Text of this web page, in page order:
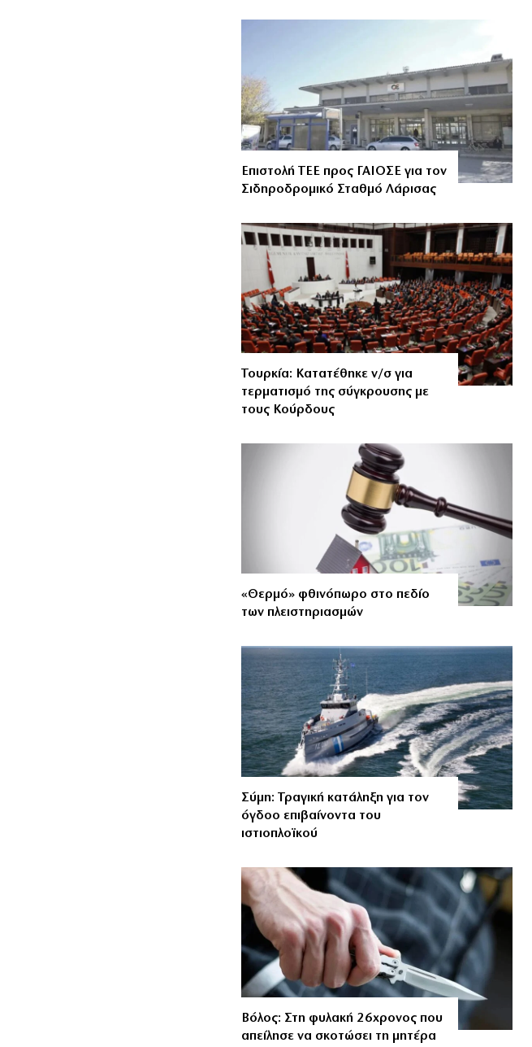
Επιστολή ΤΕΕ προς ΓΑΙΟΣΕ για τον
Σιδηροδρομικό Σταθμό Λάρισας
Τουρκία: Κατατέθηκε ν/σ για
τερματισμό της σύγκρουσης με
τους Κούρδους
«Θερμό» φθινόπωρο στο πεδίο
των πλειστηριασμών
Σύμη: Τραγική κατάληξη για τον
όγδοο επιβαίνοντα του
ιστιοπλοϊκού
Βόλος: Στη φυλακή 26χρονος που
απείλησε να σκοτώσει τη μητέρα